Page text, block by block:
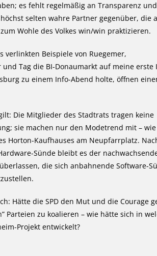
es fehlt regelmäßig an Transparenz
selten wahre Partner gegenüber, die
Wohle des Volkes win/win praktizieren.
verlinkten Beispiele von Ruegemer,
und Tag die BI-Donaumarkt auf meine
zu einem Info-Abend holte, öffnen
Die Mitglieder des Stadtrats tragen keine
sie machen nur den Modetrend mit –
Horton-Kaufhauses am Neupfarrplatz.
Sünde bleibt es der
die sich anbahnende Software-
Hätte die SPD den Mut und die Courage
Parteien zu koalieren – wie hätte sich in
Projekt entwickelt?